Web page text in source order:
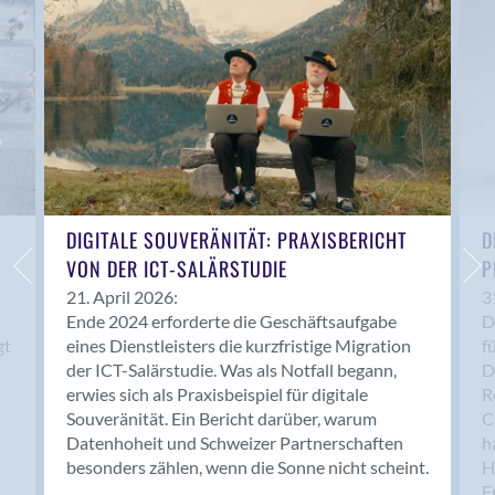
Anwil
Appenzell
Au SG
Baar
Baden
Balsthal
Balzers
Basel
Bassersdorf
Belp
Bendern
Benken (SG)
Bergdietikon
Berlin
Bern
Bern - Liebefeld
DIGITALE SOUVERÄNITÄT: PRAXISBERICHT
VON DER ICT-SALÄRSTUDIE
21. April 2026:
Ende 2024 erforderte die Geschäftsaufgabe
eines Dienstleisters die kurzfristige Migration
der ICT-Salärstudie. Was als Notfall begann,
erwies sich als Praxisbeispiel für digitale
Souveränität. Ein Bericht darüber, warum
Datenhoheit und Schweizer Partnerschaften
besonders zählen, wenn die Sonne nicht scheint.